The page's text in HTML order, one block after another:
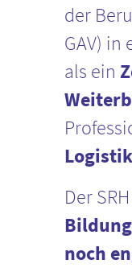
der
GAV)
als ein
Der
noch